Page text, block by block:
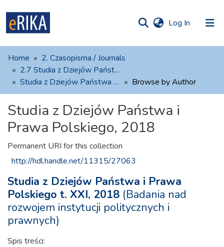
Log In (current)
UAFM
Information
Help
Contact
Home
2. Czasopisma / Journals
2.7 Studia z Dziejów Państwa i Prawa Polskiego
Studia z Dziejów Państwa i Prawa Polskiego, 2018
Browse by Author
Studia z Dziejów Państwa i
Prawa Polskiego, 2018
Permanent URI for this collection
http://hdl.handle.net/11315/27063
Studia z Dziejów Państwa i Prawa
Polskiego t. XXI, 2018 (Badania nad
rozwojem instytucji politycznych i
prawnych)
Spis treści: